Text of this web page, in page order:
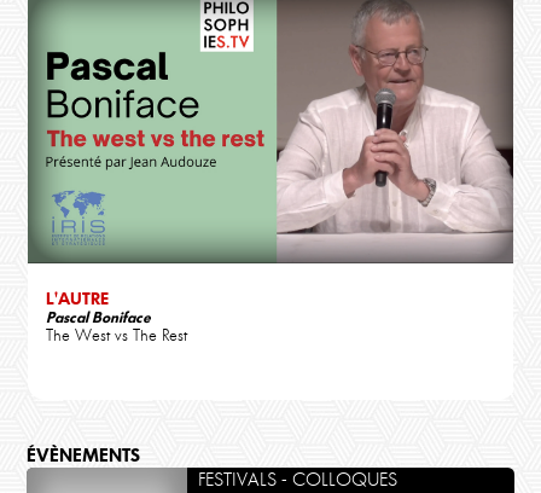
L'AUTRE
Pascal Boniface
The West vs The Rest
ÉVÈNEMENTS
FESTIVALS - COLLOQUES